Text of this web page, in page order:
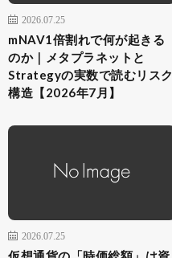
2026.07.25
mNAV1倍割れで何が起きる
のか｜メタプラネットと
Strategyの実数で読むリスク
構造【2026年7月】
2026.07.25